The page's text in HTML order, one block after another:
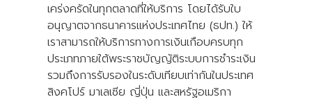
เคร่งครัดในทุกตลาดที่ให้บริการ โดยได้รับใบ
อนุญาตจากธนาคารแห่งประเทศไทย (ธปท.) ให้
เราสามารถให้บริการทางการเงินเกือบครบทุก
ประเภทภายใต้พระราชบัญญัติระบบการชำระเงิน
รวมถึงการรับรองในระดับเทียบเท่ากันในประเทศ
สิงคโปร์ มาเลเซีย ญี่ปุ่น และสหรัฐอเมริกา